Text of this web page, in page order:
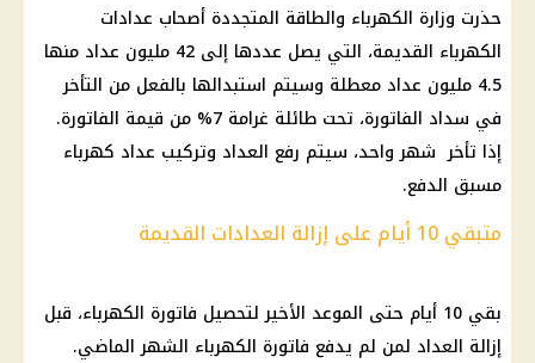
حذرت وزارة الكهرباء والطاقة المتجددة أصحاب عدادات
الكهرباء القديمة، التي يصل عددها إلى 42 مليون عداد منها
4.5 مليون عداد معطلة وسيتم استبدالها بالفعل من التأخر
في سداد الفاتورة، تحت طائلة غرامة 7% من قيمة الفاتورة.
إذا تأخر شهر واحد، سيتم رفع العداد وتركيب عداد كهرباء
مسبق الدفع.
متبقي 10 أيام على إزالة العدادات القديمة
بقي 10 أيام حتى الموعد الأخير لتحصيل فاتورة الكهرباء، قبل
إزالة العداد لمن لم يدفع فاتورة الكهرباء الشهر الماضي.